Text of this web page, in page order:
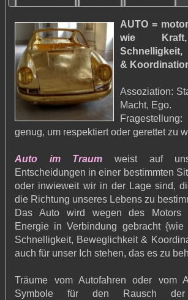
AUTO =
wie Kraft,
&
Assoziation:
Macht, Ego.
genug, um respektiert oder gerettet zu
Auto im Traum weist auf
Entscheidungen in einer bestimmten
oder inwieweit wir in der Lage sind,
die Richtung unseres Lebens zu
Das Auto wird wegen des Motors
Energie in Verbindung gebracht {wie
Schnelligkeit, Beweglichkeit &
auch für unser Ich stehen, das es zu
Träume vom Autofahren oder vom
Symbole für den Rausch